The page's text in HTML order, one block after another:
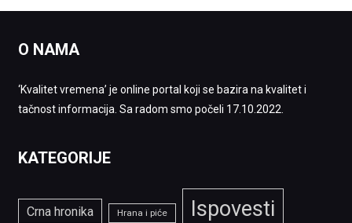
O NAMA
‘Kvalitet vremena’ je online portal koji se bazira na kvalitet i
tačnost informacija. Sa radom smo počeli 17.10.2022.
KATEGORIJE
Crna hronika Hrana i piće Ispovesti